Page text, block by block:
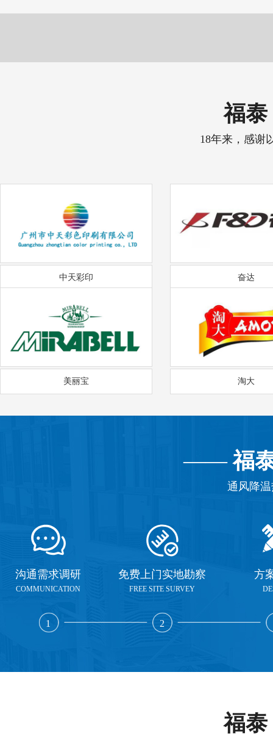
福泰
18年来，感谢
中天彩印 奋达
美丽宝 淘大
——福
通风降
沟通需求调研
COMMUNICATION
1
免费上门实地勘察
FREE SITE SURVEY
2
方
福泰